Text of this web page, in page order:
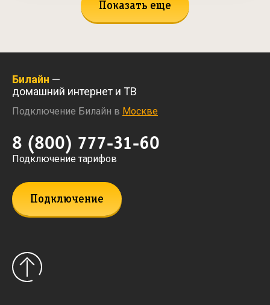
Показать еще
Билайн —
домашний интернет и ТВ
Подключение Билайн в Москве
8 (800) 777-31-60
Подключение тарифов
Подключение